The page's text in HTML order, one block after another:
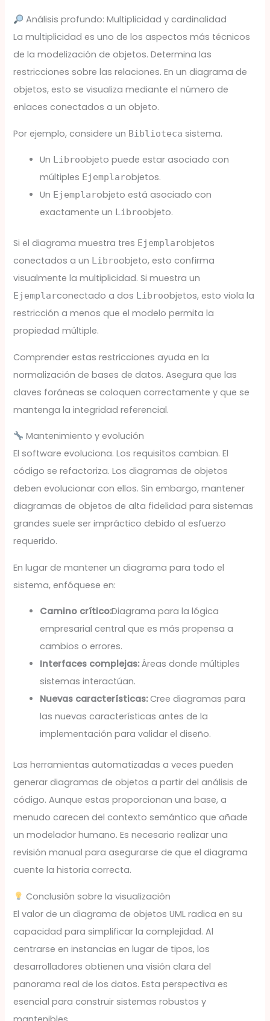
Análisis profundo: Multiplicidad y cardinalidad
La multiplicidad es uno de los aspectos más técnicos
de la modelización de objetos. Determina las
restricciones sobre las relaciones. En un diagrama de
objetos, esto se visualiza mediante el número de
enlaces conectados a un objeto.
Por ejemplo, considere un Biblioteca sistema.
Un Libroobjeto puede estar asociado con
múltiples Ejemplarobjetos.
Un Ejemplarobjeto está asociado con
exactamente un Libroobjeto.
Si el diagrama muestra tres Ejemplarobjetos
conectados a un Libroobjeto, esto confirma
visualmente la multiplicidad. Si muestra un
Ejemplarconectado a dos Libroobjetos, esto viola la
restricción a menos que el modelo permita la
propiedad múltiple.
Comprender estas restricciones ayuda en la
normalización de bases de datos. Asegura que las
claves foráneas se coloquen correctamente y que se
mantenga la integridad referencial.
Mantenimiento y evolución
El software evoluciona. Los requisitos cambian. El
código se refactoriza. Los diagramas de objetos
deben evolucionar con ellos. Sin embargo, mantener
diagramas de objetos de alta fidelidad para sistemas
grandes suele ser impráctico debido al esfuerzo
requerido.
En lugar de mantener un diagrama para todo el
sistema, enfóquese en:
Camino crítico:Diagrama para la lógica
empresarial central que es más propensa a
cambios o errores.
Interfaces complejas:Áreas donde múltiples
sistemas interactúan.
Nuevas características:Cree diagramas para
las nuevas características antes de la
implementación para validar el diseño.
Las herramientas automatizadas a veces pueden
generar diagramas de objetos a partir del análisis de
código. Aunque estas proporcionan una base, a
menudo carecen del contexto semántico que añade
un modelador humano. Es necesario realizar una
revisión manual para asegurarse de que el diagrama
cuente la historia correcta.
Conclusión sobre la visualización
El valor de un diagrama de objetos UML radica en su
capacidad para simplificar la complejidad. Al
centrarse en instancias en lugar de tipos, los
desarrolladores obtienen una visión clara del
panorama real de los datos. Esta perspectiva es
esencial para construir sistemas robustos y